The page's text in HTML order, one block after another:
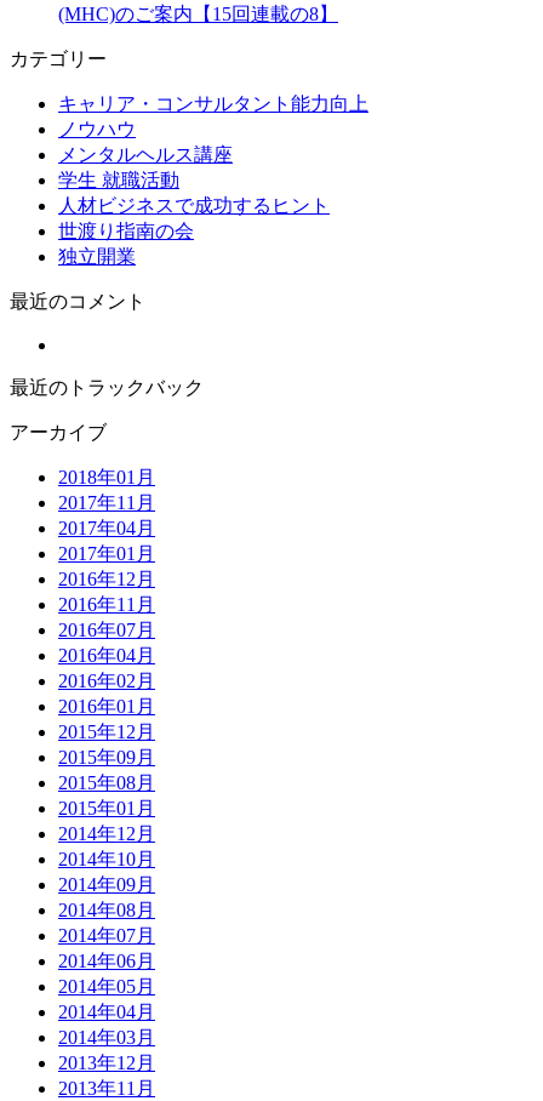
(MHC)のご案内【15回連載の8】
カテゴリー
キャリア・コンサルタント能力向上
ノウハウ
メンタルヘルス講座
学生 就職活動
人材ビジネスで成功するヒント
世渡り指南の会
独立開業
最近のコメント
最近のトラックバック
アーカイブ
2018年01月
2017年11月
2017年04月
2017年01月
2016年12月
2016年11月
2016年07月
2016年04月
2016年02月
2016年01月
2015年12月
2015年09月
2015年08月
2015年01月
2014年12月
2014年10月
2014年09月
2014年08月
2014年07月
2014年06月
2014年05月
2014年04月
2014年03月
2013年12月
2013年11月